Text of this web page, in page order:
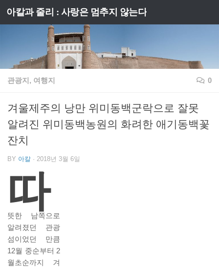
Skip to content
아칼과 줄리 : 사랑은 멈추지 않는다
관광지, 여행지 0
겨울제주의 낭만 위미동백군락으로 잘못
알려진 위미동백농원의 화려한 애기동백꽃
잔치
BY 아칼 · 2018년 3월 6일
따
뜻한 남쪽으로
알려졌던 관광
섬이었던 만큼
12월 중순부터 2
월초순까지 겨